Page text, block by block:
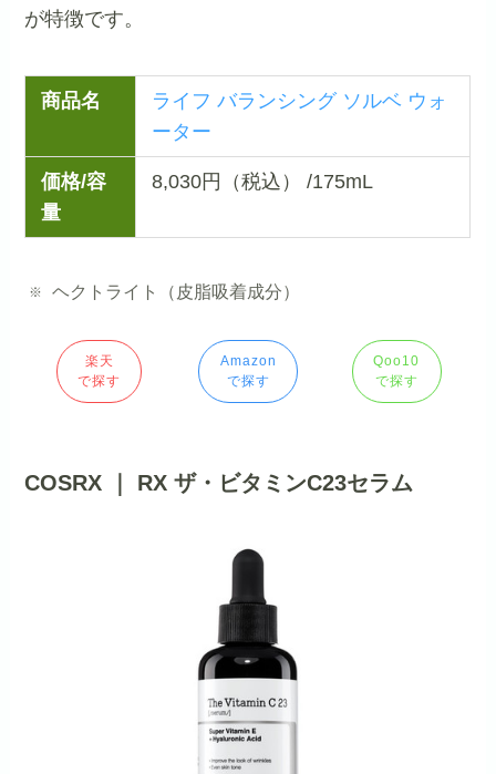
が特徴です。
商品名
ライフ バランシング ソルベ ウォ
ーター
価格/容
量
8,030円（税込） /175mL
ヘクトライト（皮脂吸着成分）
楽天
で探す
Amazon
で探す
Qoo10
で探す
COSRX ｜ RX ザ・ビタミンC23セラム